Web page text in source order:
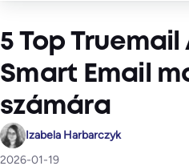
5 Top
Smart Email
számára
Izabela Harbarczyk
2026-01-19